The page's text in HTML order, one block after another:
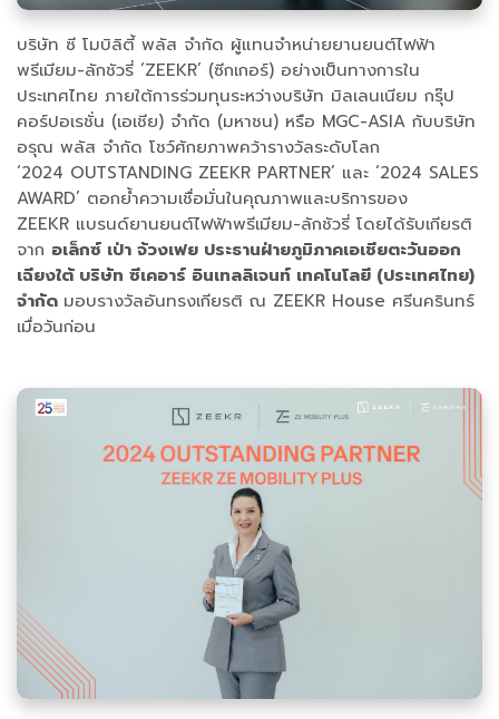
บริษัท ซี โมบิลิตี้ พลัส จำกัด ผู้แทนจำหน่ายยานยนต์ไฟฟ้า
พรีเมียม-ลักชัวรี่ ‘ZEEKR’ (ซีกเกอร์) อย่างเป็นทางการใน
ประเทศไทย ภายใต้การร่วมทุนระหว่างบริษัท มิลเลนเนียม กรุ๊ป
คอร์ปอเรชั่น (เอเชีย) จำกัด (มหาชน) หรือ MGC-ASIA กับบริษัท
อรุณ พลัส จำกัด โชว์ศักยภาพคว้ารางวัลระดับโลก
‘2024 OUTSTANDING ZEEKR PARTNER’ และ ‘2024 SALES
AWARD’ ตอกย้ำความเชื่อมั่นในคุณภาพและบริการของ
ZEEKR แบรนด์ยานยนต์ไฟฟ้าพรีเมียม-ลักชัวรี่ โดยได้รับเกียรติ
จาก อเล็กซ์ เป่า จ้วงเฟย ประธานฝ่ายภูมิภาคเอเชียตะวันออก
เฉียงใต้ บริษัท ซีเคอาร์ อินเทลลิเจนท์ เทคโนโลยี (ประเทศไทย)
จำกัด มอบรางวัลอันทรงเกียรติ ณ ZEEKR House ศรีนครินทร์
เมื่อวันก่อน